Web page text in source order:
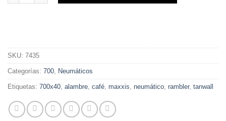
SKU: 7435
Categorías: 700 Neumáticos
Etiquetas: 700x40 alambre café maxxis neumático rambler, tanwall